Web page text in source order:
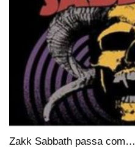
Zakk Sabbath passa com…